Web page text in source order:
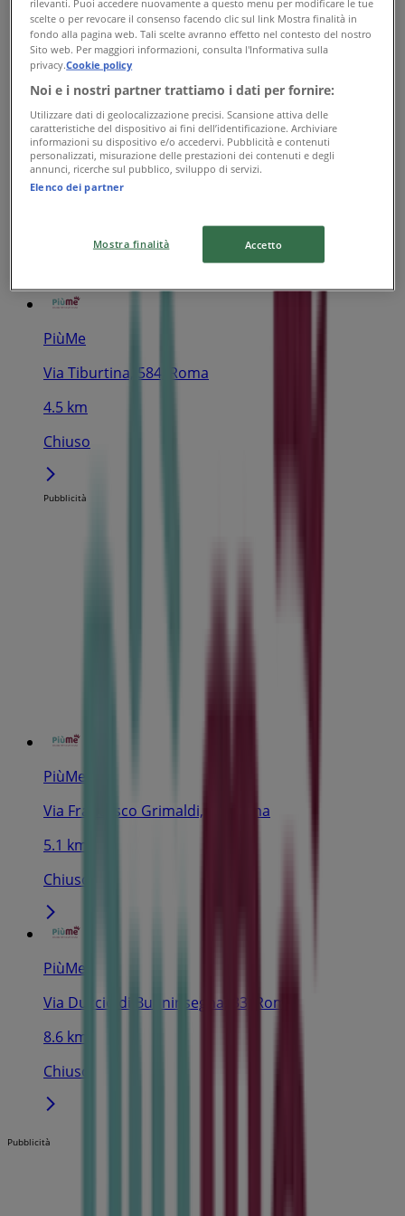
3.7 km
Chiuso
PiùMe
Via Seneca, 70, Roma
PiùMe
Via Tiburtina, 584, Roma
4.5 km
Chiuso
Pubblicità
PiùMe
Via Francesco Grimaldi, 43, Roma
5.1 km
Chiuso
PiùMe
Via Duccio di Buoninsegna, 33, Roma
8.6 km
Chiuso
Pubblicità
scelte o per revocare il consenso facendo clic sul link Mostra finalità in
fondo alla pagina web. Tali scelte avranno effetto nel contesto del nostro
Sito web. Per maggiori informazioni, consulta l'Informativa sulla
privacy.Cookie policy
Noi e i nostri partner trattiamo i dati per fornire:
Utilizzare dati di geolocalizzazione precisi. Scansione attiva delle
caratteristiche del dispositivo ai fini dell’identificazione. Archiviare
informazioni su dispositivo e/o accedervi. Pubblicità e contenuti
personalizzati, misurazione delle prestazioni dei contenuti e degli
annunci, ricerche sul pubblico, sviluppo di servizi.
Elenco dei partner
Mostra finalità Accetto